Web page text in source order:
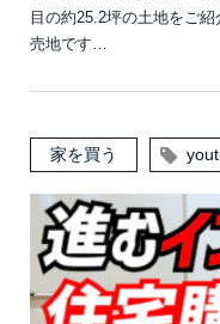
目の約25.2坪の土地をご
売地です…
家を買う